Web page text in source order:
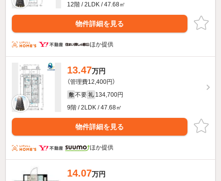
12階 / 2LDK / 47.68㎡
物件詳細を見る
ほか提供
13.47万円
（管理費12,400円）
敷 不要 礼 134,700円
9階 / 2LDK / 47.68㎡
物件詳細を見る
ほか提供
14.07万円